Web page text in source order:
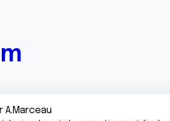
A.Marceau